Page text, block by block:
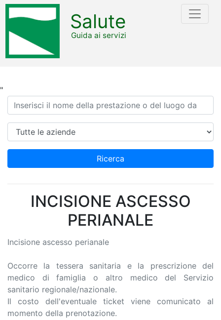
"
Salute
Guida ai servizi
Ricerca
Azienda
Ricerca
INCISIONE ASCESSO
PERIANALE
Incisione ascesso perianale
Occorre la tessera sanitaria e la prescrizione del
medico di famiglia o altro medico del Servizio
sanitario regionale/nazionale.
Il costo dell'eventuale ticket viene comunicato al
momento della prenotazione.